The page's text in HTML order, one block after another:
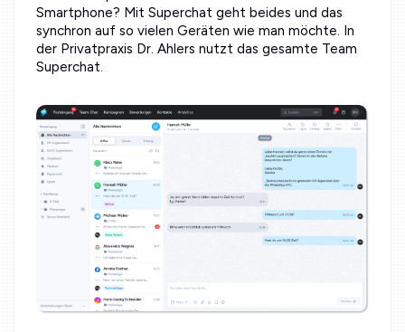
Smartphone? Mit Superchat geht beides und das
synchron auf so vielen Geräten wie man möchte. In
der Privatpraxis Dr. Ahlers nutzt das gesamte Team
Superchat.